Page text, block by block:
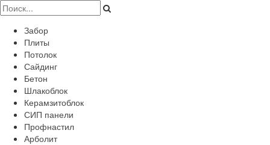
Забор
Плиты
Потолок
Сайдинг
Бетон
Шлакоблок
Керамзитоблок
СИП панели
Профнастил
Арболит